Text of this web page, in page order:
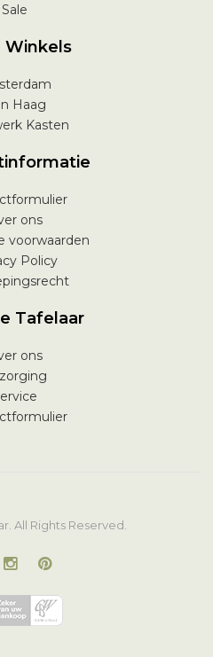
Sale
Winkels
Haag
Kasten
ons
voorwaarden
Policy
Tafelaar
ons
All Rights Reserved.